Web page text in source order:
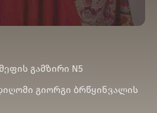
გამზირი N5
გიორგი ბრწყინვალის